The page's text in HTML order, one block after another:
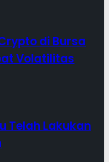
di Bursa
Volatilitas
Telah Lakukan